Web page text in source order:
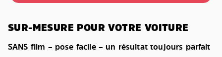
SUR-MESURE POUR VOTRE VOITURE
SANS film – pose facile – un résultat toujours parfait